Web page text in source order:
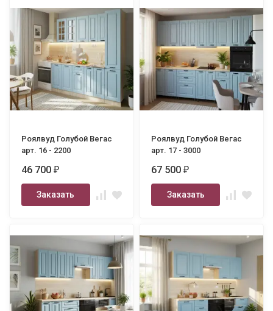
Роялвуд Голубой Вегас
арт. 16 - 2200
46 700₽
Заказать
Роялвуд Голубой Вегас
арт. 17 - 3000
67 500₽
Заказать